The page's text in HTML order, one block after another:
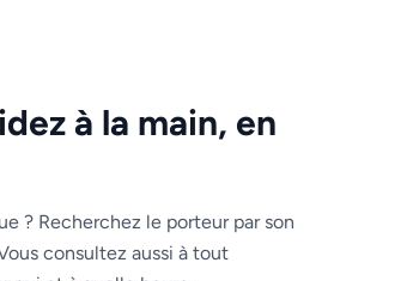
à la main, en
? Recherchez le porteur par son
consultez aussi à tout